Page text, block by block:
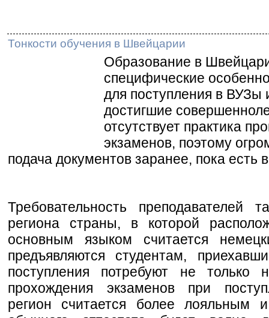
Тонкости обучения в Швейцарии
Образование в
специфические
для поступления в ВУЗы
достигшие
отсутствует практика
экзаменов, поэтому
подача документов заранее, пока есть
Требовательность преподавателей
региона страны, в которой
основным языком считается
предъявляются студентам,
поступления потребуют не только
прохождения экзаменов при
регион считается более лояльным